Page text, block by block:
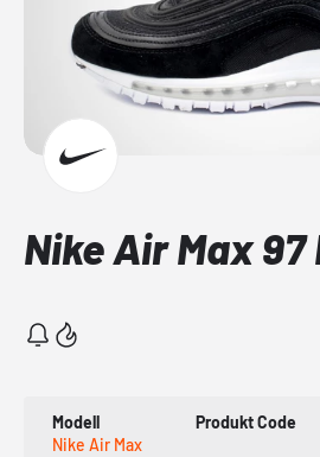
Nike Air Max
Modell
Nike Air Max
Produkt Code